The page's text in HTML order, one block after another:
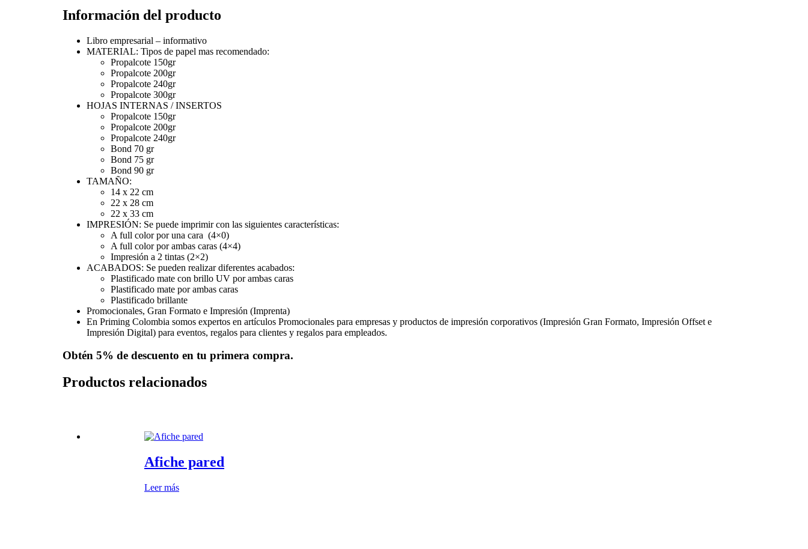
Información del producto
Libro empresarial – informativo
MATERIAL: Tipos de papel mas recomendado:
Propalcote 150gr
Propalcote 200gr
Propalcote 240gr
Propalcote 300gr
HOJAS INTERNAS / INSERTOS
Propalcote 150gr
Propalcote 200gr
Propalcote 240gr
Bond 70 gr
Bond 75 gr
Bond 90 gr
TAMAÑO:
14 x 22 cm
22 x 28 cm
22 x 33 cm
IMPRESIÓN: Se puede imprimir con las siguientes características:
A full color por una cara (4×0)
A full color por ambas caras (4×4)
Impresión a 2 tintas (2×2)
ACABADOS: Se pueden realizar diferentes acabados:
Plastificado mate con brillo UV por ambas caras
Plastificado mate por ambas caras
Plastificado brillante
Promocionales, Gran Formato e Impresión (Imprenta)
En Priming Colombia somos expertos en artículos Promocionales para empresas y productos de impresión corporativos (Impresión Gran Formato, Impresión Offset e
Impresión Digital) para eventos, regalos para clientes y regalos para empleados.
Obtén 5% de descuento en tu primera compra.
Productos relacionados
Afiche pared
Leer más